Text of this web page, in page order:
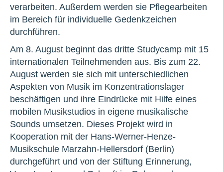
verarbeiten. Außerdem werden sie Pflegearbeiten
im Bereich für individuelle Gedenkzeichen
durchführen.
Am 8. August beginnt das dritte Studycamp mit 15
internationalen Teilnehmenden aus. Bis zum 22.
August werden sie sich mit unterschiedlichen
Aspekten von Musik im Konzentrationslager
beschäftigen und ihre Eindrücke mit Hilfe eines
mobilen Musikstudios in eigene musikalische
Sounds umsetzen. Dieses Projekt wird in
Kooperation mit der Hans-Werner-Henze-
Musikschule Marzahn-Hellersdorf (Berlin)
durchgeführt und von der Stiftung Erinnerung,